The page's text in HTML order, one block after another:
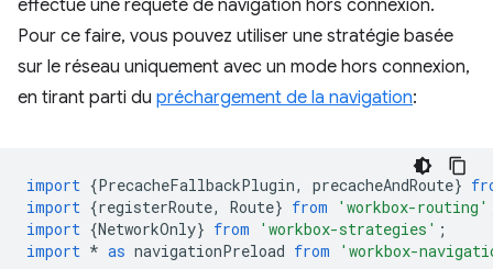
effectue une requête de navigation hors connexion.
Pour ce faire, vous pouvez utiliser une stratégie basée
sur le réseau uniquement avec un mode hors connexion,
en tirant parti du préchargement de la navigation:
import {PrecacheFallbackPlugin, precacheAndRoute}
import {registerRoute, Route} from 'workbox-routing'
import {NetworkOnly} from 'workbox-strategies' ;
import * as navigationPreload from 'workbox-